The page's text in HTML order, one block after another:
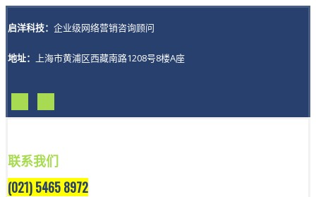
启洋科技： 企业级网络营销咨询顾问
地址： 上海市黄浦区西藏南路1208号8楼A座
联系我们
(021) 5465 8972